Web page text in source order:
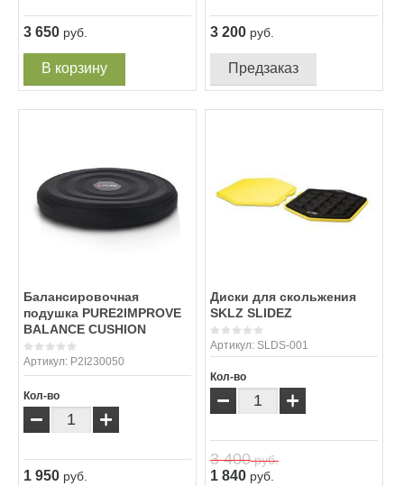
3 650 руб.
В корзину
3 200 руб.
Предзаказ
Балансировочная
подушка PURE2IMPROVE
BALANCE CUSHION
Артикул: P2I230050
Кол-во
− +
1 950 руб.
Диски для скольжения
SKLZ SLIDEZ
Артикул:SLDS-001
Кол-во
− +
3 400руб.
1 840 руб.